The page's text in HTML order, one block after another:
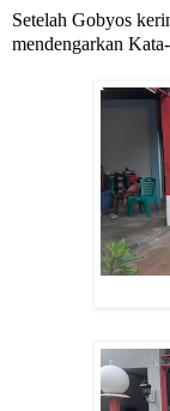
Setelah Gobyos
mendengarkan